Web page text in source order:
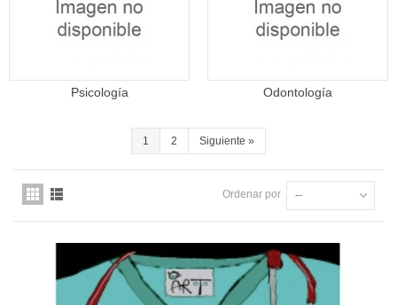
Psicología Odontología
1 2 Siguiente »
Ordenar por --